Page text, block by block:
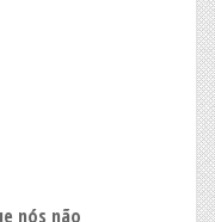
nós não